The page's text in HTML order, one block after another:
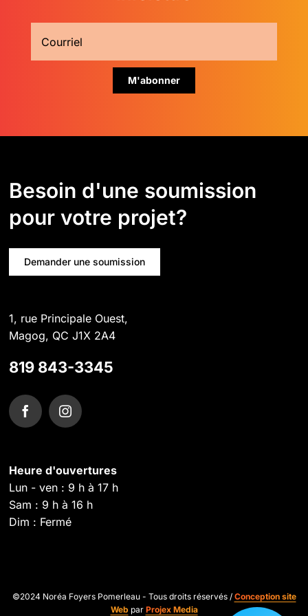
Besoin d'une soumission
pour votre projet?
Demander une soumission
1, rue Principale Ouest,
Magog, QC J1X 2A4
819 843-3345
Heure d'ouvertures
Lun - ven : 9 h à 17 h
Sam : 9 h à 16 h
Dim : Fermé
©2024 Noréa Foyers Pomerleau - Tous droits réservés / Conception site
Web par Projex Media